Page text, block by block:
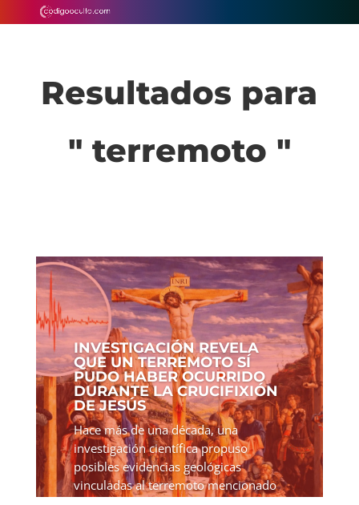
Resultados para
" terremoto "
INVESTIGACIÓN REVELA
QUE UN TERREMOTO SÍ
PUDO HABER OCURRIDO
DURANTE LA CRUCIFIXIÓN
DE JESÚS
Hace más de una década, una
investigación científica propuso
posibles evidencias geológicas
vinculadas al terremoto mencionado